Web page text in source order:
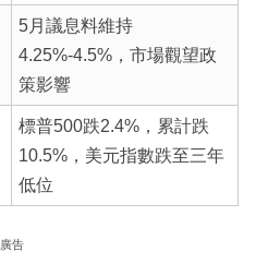
5月議息料維持
4.25%-4.5%，市場觀望政
策影響
標普500跌2.4%，累計跌
10.5%，美元指數跌至三年
低位
廣告